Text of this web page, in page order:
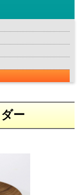
ー